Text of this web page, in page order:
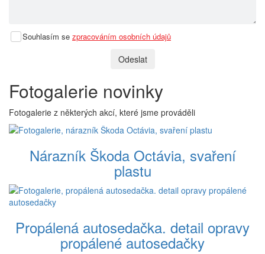
Souhlasím se zpracováním osobních údajů
Odeslat
Fotogalerie novinky
Fotogalerie z některých akcí, které jsme prováděli
Nárazník Škoda Octávia, svaření
plastu
Propálená autosedačka. detail opravy
propálené autosedačky